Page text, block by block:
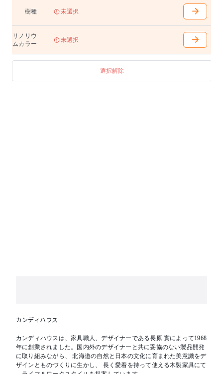
亜麻仁油を中心とした天然の原料からつくられるリノ
リウムは、抗ウイルス効果や抗菌効果、脱臭作用が期
樹種 未選択
リノリウ
ムカラー
未選択
選択解除
カンディハウス
カンディハウスは、家具職人、デザイナーである長原 實によって1968
年に創業されました。国内外のデザイナーと共に妥協のない製品開発
に取り組みながら、 北海道の自然と日本の文化に育まれた美意識をデ
ザインとものづくりに生かし、 長く愛着を持って使える木製家具にて